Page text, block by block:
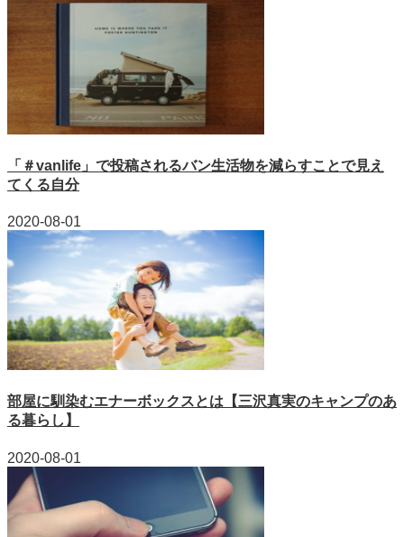
「＃vanlife」で投稿されるバン生活物を減らすことで見え
てくる自分
2020-08-01
部屋に馴染むエナーボックスとは【三沢真実のキャンプのあ
る暮らし】
2020-08-01